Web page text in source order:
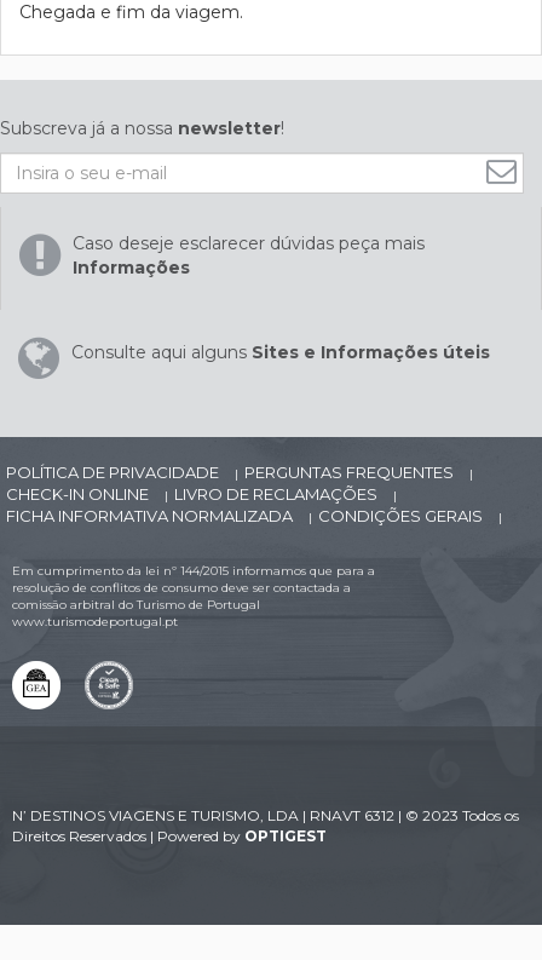
Chegada e fim da viagem.
Subscreva já a nossa newsletter!
Caso deseje esclarecer dúvidas peça mais
Informações
Consulte aqui alguns Sites e Informações úteis
POLÍTICA DE PRIVACIDADE | PERGUNTAS FREQUENTES |
CHECK-IN ONLINE | LIVRO DE RECLAMAÇÕES |
FICHA INFORMATIVA NORMALIZADA | CONDIÇÕES GERAIS |
Em cumprimento da lei nº 144/2015 informamos que para a
resolução de conflitos de consumo deve ser contactada a
comissão arbitral do Turismo de Portugal
www.turismodeportugal.pt
N’ DESTINOS VIAGENS E TURISMO, LDA | RNAVT 6312 | © 2023 Todos os
Direitos Reservados | Powered by OPTIGEST